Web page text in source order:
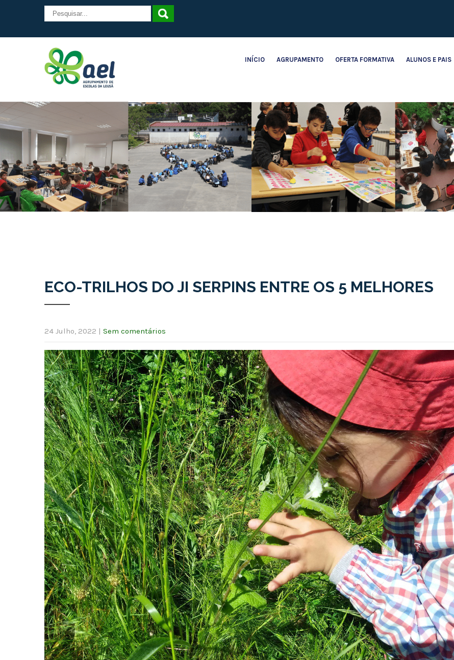
INÍCIO AGRUPAMENTO OFERTA FORMATIVA ALUNOS E PAIS
ECO-TRILHOS DO JI SERPINS ENTRE OS 5 MELHORES
24 Julho, 2022 | Sem comentários